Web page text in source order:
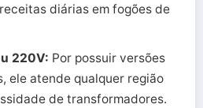
diárias em fogões de
220V: Por possuir versões
ele atende qualquer região
de transformadores.